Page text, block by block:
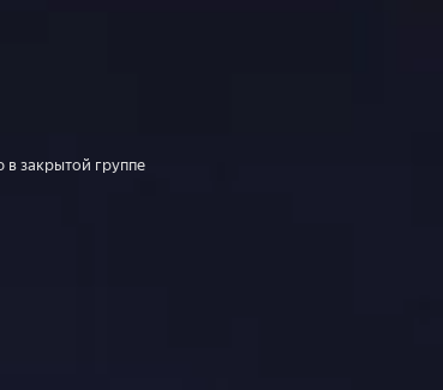
в закрытой группе